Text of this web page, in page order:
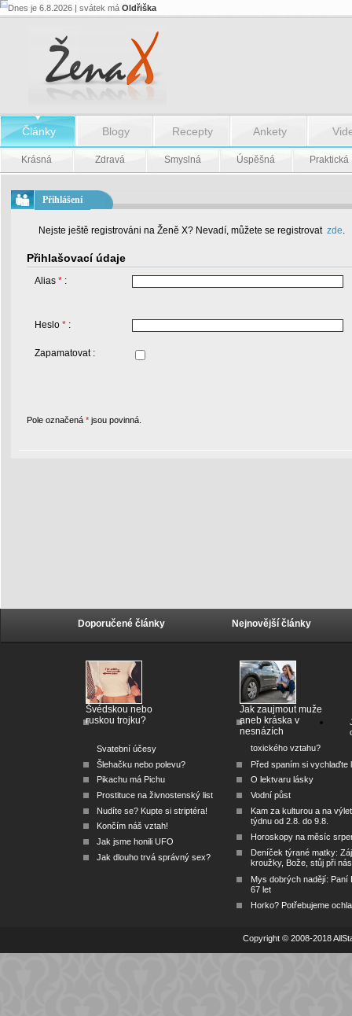
Dnes je 6.8.2026 | svátek má Oldřiška
Články Blogy Recepty Ankety
Krásná Zdravá Smyslná Úspěšná Praktická
Přihlášení
Nejste ještě registrováni na Ženě X? Nevadí, můžete se registrovat zde.
Přihlašovací údaje
Alias * :
Heslo * :
Zapamatovat :
Pole označená * jsou povinná.
Doporučené články
Švédskou nebo
ruskou trojku?
Svatební účesy
Šlehačku nebo polevu?
Pikachu má Pichu
Prostituce na živnostenský list
Nudíte se? Kupte si striptéra!
Končím náš vztah!
Jak jsme honili UFO
Jak dlouho trvá správný sex?
Nejnovější články
Jak zaujmout muže
aneb kráska v
nesnázích
toxického vztahu?
Před spaním si vychlaďte
O lektvaru lásky
Vodní půst
Kam za kulturou a na
týdnu od 2.8. do 9.8.
Horoskopy na měsíc
Deníček týrané matky:
kroužky, Bože, stůj při nás
Mys dobrých nadějí: Paní
67 let
Horko? Potřebujeme
Copyright © 2008-2018